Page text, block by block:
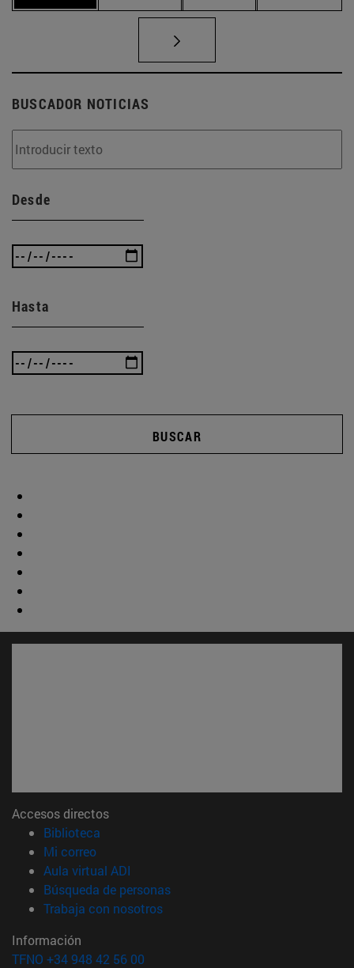
BUSCADOR NOTICIAS
Desde
Hasta
BUSCAR
Accesos directos
Biblioteca
Mi correo(abre en nueva ventana)
Aula virtual ADI
Búsqueda de personas(abre en nueva ventana)
Trabaja con nosotros(abre en nueva ventana)
Información
TFNO +34 948 42 56 00